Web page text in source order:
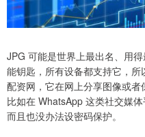
JPG 可能是世界上最出名、用
能钥匙，所有设备都支持它，
配资网，它在网上分享图像或者
比如在 WhatsApp 这类社交媒
而且也没办法设密码保护。